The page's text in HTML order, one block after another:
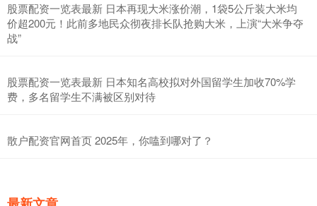
股票配资一览表最新 日本再现大米涨价潮，1袋5公斤装大米均
价超200元！此前多地民众彻夜排长队抢购大米，上演“大米争夺
战”
股票配资一览表最新 日本知名高校拟对外国留学生加收70%学
费，多名留学生不满被区别对待
散户配资官网首页 2025年，你嗑到哪对了？